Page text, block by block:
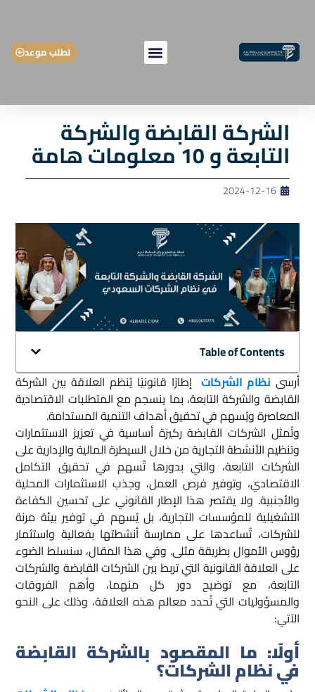
لطلب موعد
الشركة القابضة والشركة
التابعة و 10 معلومات هامة
2024-12-16
Table of Contents
أرسى نظام الشركات إطارًا قانونيًا يُنظم العلاقة بين الشركة
القابضة والشركة التابعة، بما ينسجم مع المتطلبات الاقتصادية
المعاصرة ويُسهم في تحقيق أهداف التنمية المستدامة.
وتُمثل الشركات القابضة ركيزة أساسية في تعزيز الاستثمارات
وتنظيم الأنشطة التجارية من خلال السيطرة المالية والإدارية على
الشركات التابعة، والتي بدورها تُسهم في تحقيق التكامل
الاقتصادي، وتوفير فرص العمل، وجذب الاستثمارات المحلية
والأجنبية. ولا يقتصر هذا الإطار القانوني على تحسين الكفاءة
التشغيلية للمؤسسات التجارية، بل يُسهم في توفير بيئة مرنة
للشركات، تُساعدها على ممارسة أنشطتها بفعالية واستثمار
رؤوس الأموال بطريقة مثلى. وفي هذا المقال، سنسلط الضوء
على العلاقة القانونية التي تربط بين الشركات القابضة والشركات
التابعة، مع توضيح دور كل منهما، وأهم الفروقات
والمسؤوليات التي تُحدد معالم هذه العلاقة، وذلك على النحو
الآتي:
أولًا: ما المقصود بالشركة القابضة
في نظام الشركات؟